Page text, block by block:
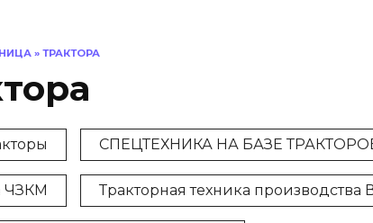
» ТРАКТОРА
СПЕЦТЕХНИКА НА БАЗЕ
ЧЗКМ Тракторная техника производства